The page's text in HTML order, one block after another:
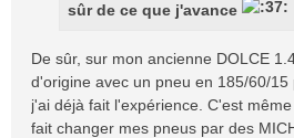
sûr de ce que j'avance
De sûr, sur mon ancienne DOLCE
d'origine avec un pneu en 185/60/
j'ai déjà fait l'expérience. C'est
fait changer mes pneus par des